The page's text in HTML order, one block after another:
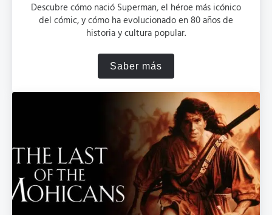
Descubre cómo nació Superman, el héroe más icónico
del cómic, y cómo ha evolucionado en 80 años de
historia y cultura popular.
Saber más¿Cuál es el origen de